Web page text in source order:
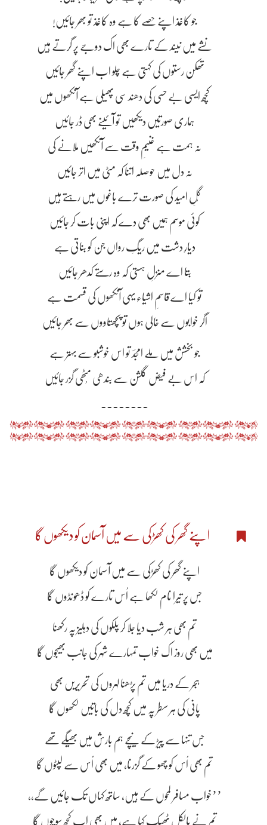
جو کاغذ اپنے حصے کا ہے وہ کاغذ تو بھر جائیں!
نشے میں نیند کے تارے بھی اک دوجے پر گرتے ہیں
تھکن رستوں کی کہتی ہے چلو اب اپنے گھر جائیں
کچھ ایسی بے حسی کی دھند سی پھیلی ہے آنکھوں میں
ہماری صورتیں دیکھیں تو آئینے بھی ڈر جائیں
نہ ہمت ہے غنیمِ وقت سے آنکھیں ملانے کی
نہ دل میں حوصلہ اتنا کہ مٹی میں اتر جائیں
گُلِ امید کی صورت ترے باغوں میں رہتے ہیں
کوئی موسم ہمیں بھی دے کہ اپنی بات کر جائیں
دیارِ دشت میں ریگِ رواں جن کو بناتی ہے
بتا اے منزلِ ہستی کہ وہ رستے کدھر جائیں
تو کیا اے قاسمِ اشیاء یہی آنکھوں کی قسمت ہے
اگر خوابوں سے خالی ہوں تو پچھتاووں سے بھر جائیں
جو بخشش میں ملے امجدؔ تو اس خوشبو سے بہتر ہے
کہ اس بے فیض گلشن سے بندھی مُٹھی گزر جائیں
اپنے گھر کی کھڑکی سے میں آسمان کو دیکھوں گا
اپنے گھر کی کھڑکی سے میں آسمان کو دیکھوں گا
جس پر تیرا نام لکھا ہے اُس تارے کو ڈھونڈوں گا
تم بھی ہر شب دیا جلا کر پلکوں کی دہلیز پہ رکھنا
میں بھی روز اک خواب تمہارے شہر کی جانب بھیجوں گا
ہجر کے دریا میں تم پڑھنا لہروں کی تحریریں بھی
پانی کی ہر سطر پہ میں کچھ دل کی باتیں لکھوں گا
جس تنہا سے پیڑ کے نیچے ہم بارش میں بھیگے تھے
تم بھی اُس کو چھو کے گزرنا، میں بھی اُس سے لپٹوں گا
’’خواب مسافر لمحوں کے ہیں، ساتھ کہاں تک جائیں گے،،
تم نے بالکل ٹھیک کہا ہے، میں بھی اب کچھ سوچوں گا